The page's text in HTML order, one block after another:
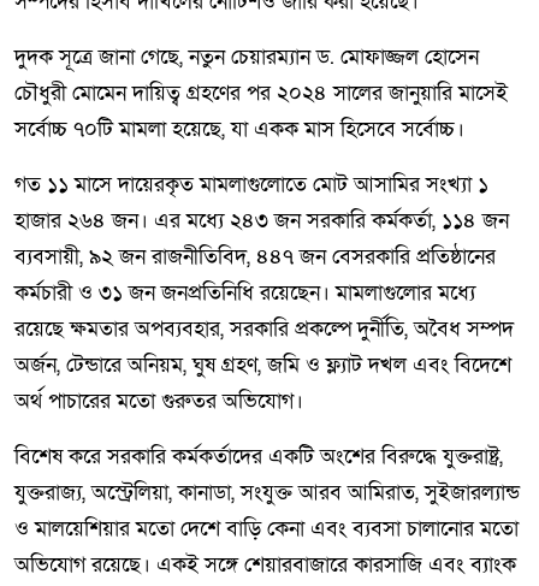
দুদক সূত্রে জানা গেছে, নতুন চেয়ারম্যান ড. মোফাজ্জল হোসেন
চৌধুরী মোমেন দায়িত্ব গ্রহণের পর ২০২৪ সালের জানুয়ারি মাসেই
সর্বোচ্চ ৭০টি মামলা হয়েছে, যা একক মাস হিসেবে সর্বোচ্চ।
গত ১১ মাসে দায়েরকৃত মামলাগুলোতে মোট আসামির সংখ্যা ১
হাজার ২৬৪ জন। এর মধ্যে ২৪৩ জন সরকারি কর্মকর্তা, ১১৪ জন
ব্যবসায়ী, ৯২ জন রাজনীতিবিদ, ৪৪৭ জন বেসরকারি প্রতিষ্ঠানের
কর্মচারী ও ৩১ জন জনপ্রতিনিধি রয়েছেন। মামলাগুলোর মধ্যে
রয়েছে ক্ষমতার অপব্যবহার, সরকারি প্রকল্পে দুর্নীতি, অবৈধ সম্পদ
অর্জন, টেন্ডারে অনিয়ম, ঘুষ গ্রহণ, জমি ও ফ্ল্যাট দখল এবং বিদেশে
অর্থ পাচারের মতো গুরুতর অভিযোগ।
বিশেষ করে সরকারি কর্মকর্তাদের একটি অংশের বিরুদ্ধে যুক্তরাষ্ট্র,
যুক্তরাজ্য, অস্ট্রেলিয়া, কানাডা, সংযুক্ত আরব আমিরাত, সুইজারল্যান্ড
ও মালয়েশিয়ার মতো দেশে বাড়ি কেনা এবং ব্যবসা চালানোর মতো
অভিযোগ রয়েছে। একই সঙ্গে শেয়ারবাজারে কারসাজি এবং ব্যাংক